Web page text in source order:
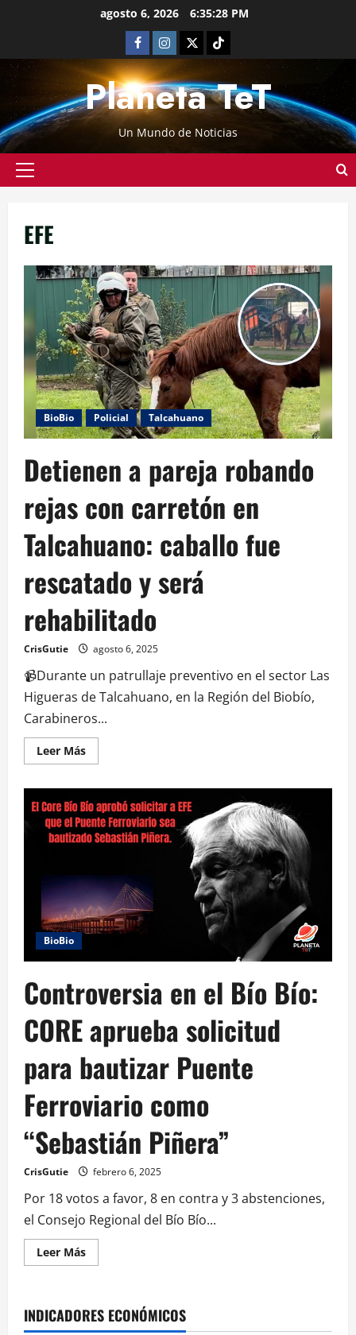
agosto 6, 2026 6:35:29 PM
Planeta TeT
Un Mundo de Noticias
EFE
BioBio Policial Talcahuano
Detienen a pareja robando
rejas con carretón en
Talcahuano: caballo fue
rescatado y será
rehabilitado
CrisGutie agosto 6, 2025
📹Durante un patrullaje preventivo en el sector Las
Higueras de Talcahuano, en la Región del Biobío,
Carabineros...
Leer Más
BioBio
Controversia en el Bío Bío:
CORE aprueba solicitud
para bautizar Puente
Ferroviario como
“Sebastián Piñera”
CrisGutie febrero 6, 2025
Por 18 votos a favor, 8 en contra y 3 abstenciones,
el Consejo Regional del Bío Bío...
Leer Más
INDICADORES ECONÓMICOS